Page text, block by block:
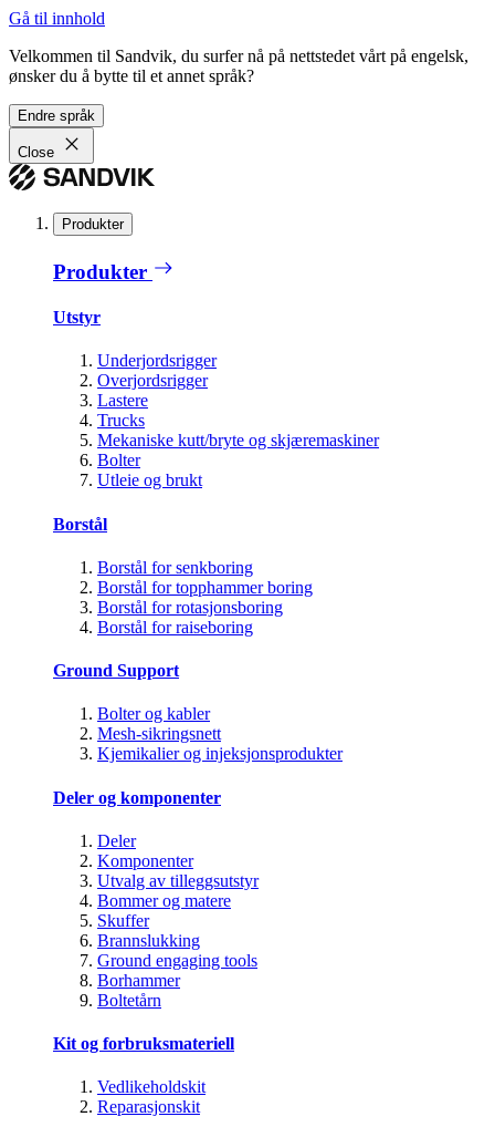
Gå til innhold
Velkommen til Sandvik, du surfer nå på nettstedet vårt på engelsk,
ønsker du å bytte til et annet språk?
Endre språk
Close
Produkter
Produkter
Utstyr
Underjordsrigger
Overjordsrigger
Lastere
Trucks
Mekaniske kutt/bryte og skjæremaskiner
Bolter
Utleie og brukt
Borstål
Borstål for senkboring
Borstål for topphammer boring
Borstål for rotasjonsboring
Borstål for raiseboring
Ground Support
Bolter og kabler
Mesh-sikringsnett
Kjemikalier og injeksjonsprodukter
Deler og komponenter
Deler
Komponenter
Utvalg av tilleggsutstyr
Bommer og matere
Skuffer
Brannslukking
Ground engaging tools
Borhammer
Boltetårn
Kit og forbruksmateriell
Vedlikeholdskit
Reparasjonskit